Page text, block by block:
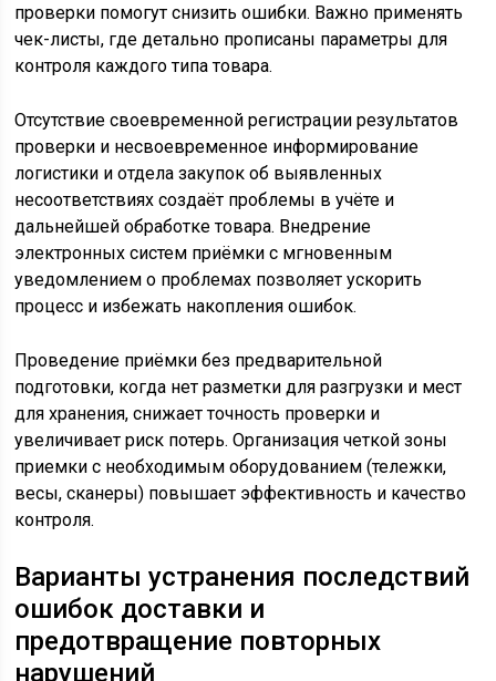
проверки помогут снизить ошибки. Важно применять
чек-листы, где детально прописаны параметры для
контроля каждого типа товара.
Отсутствие своевременной регистрации результатов
проверки и несвоевременное информирование
логистики и отдела закупок об выявленных
несоответствиях создаёт проблемы в учёте и
дальнейшей обработке товара. Внедрение
электронных систем приёмки с мгновенным
уведомлением о проблемах позволяет ускорить
процесс и избежать накопления ошибок.
Проведение приёмки без предварительной
подготовки, когда нет разметки для разгрузки и мест
для хранения, снижает точность проверки и
увеличивает риск потерь. Организация четкой зоны
приемки с необходимым оборудованием (тележки,
весы, сканеры) повышает эффективность и качество
контроля.
Варианты устранения последствий
ошибок доставки и
предотвращение повторных
нарушений